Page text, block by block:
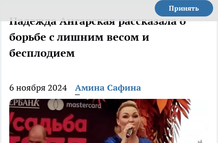
Принять
Надежда Ангарская рассказала о
борьбе с лишним весом и
бесплодием
6 ноября 2024 Амина Сафина